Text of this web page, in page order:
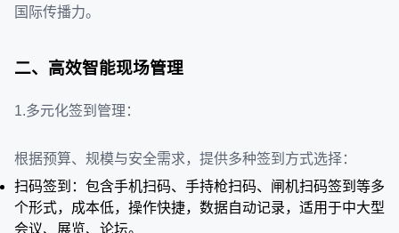
国际传播力。
二、高效智能现场管理
1.多元化签到管理：
根据预算、规模与安全需求，提供多种签到方式选择：
扫码签到：包含手机扫码、手持枪扫码、闸机扫码签到等多
个形式，成本低，操作快捷，数据自动记录，适用于中大型
会议、展览、论坛。